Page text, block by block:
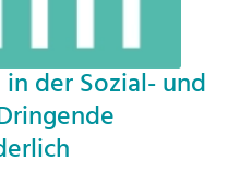
der Sozial- und